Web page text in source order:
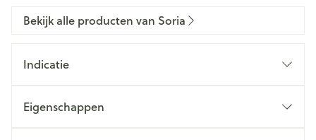
Bekijk alle producten van Soria
Indicatie
Eigenschappen